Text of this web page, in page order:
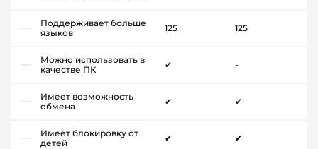
Поддерживает больше
языков
125 125
Можно использовать в
качестве ПК
✔ -
Имеет возможность
обмена
✔ ✔
Имеет блокировку от
детей
✔ ✔